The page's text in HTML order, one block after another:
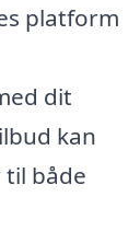
platform
dit
kan
til både